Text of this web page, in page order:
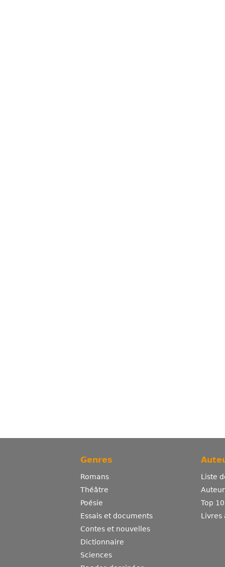
Genres
Romans
Théâtre
Poésie
Essais et documents
Contes et nouvelles
Dictionnaire
Sciences
Liste
Top
Livres